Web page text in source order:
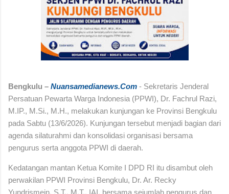
Bengkulu – Nuansamedianews.Com - Sekretaris Jenderal
Persatuan Pewarta Warga Indonesia (PPWI), Dr. Fachrul Razi,
M.IP., M.Si., M.H., melakukan kunjungan ke Provinsi Bengkulu
pada Sabtu (13/6/2026). Kunjungan tersebut menjadi bagian dari
agenda silaturahmi dan konsolidasi organisasi bersama
pengurus serta anggota PPWI di daerah.
Kedatangan mantan Ketua Komite I DPD RI itu disambut oleh
perwakilan PPWI Provinsi Bengkulu, Dr. Ar. Recky
Yundrismein, S.T., M.T., IAI, bersama sejumlah pengurus dan